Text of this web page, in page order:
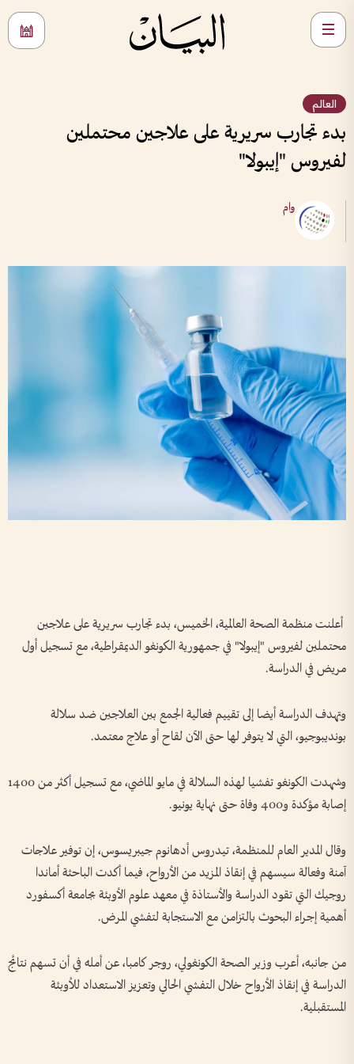
العالم
بدء تجارب سريرية على علاجين محتملين
لفيروس "إيبولا"
وام
أعلنت منظمة الصحة العالمية، الخميس، بدء تجارب سريرية على علاجين
محتملين لفيروس "إيبولا" في جمهورية الكونغو الديمقراطية، مع تسجيل أول
مريض في الدراسة.
وتهدف الدراسة أيضا إلى تقييم فعالية الجمع بين العلاجين ضد سلالة
بونديبوجيو، التي لا يتوفر لها حتى الآن لقاح أو علاج معتمد.
وشهدت الكونغو تفشيا لهذه السلالة في مايو الماضي، مع تسجيل أكثر من 1400
إصابة مؤكدة و400 وفاة حتى نهاية يونيو.
وقال المدير العام للمنظمة، تيدروس أدهانوم جيبريسوس، إن توفير علاجات
آمنة وفعالة سيسهم في إنقاذ المزيد من الأرواح، فيما أكدت الباحثة أماندا
روجيك التي تقود الدراسة والأستاذة في معهد علوم الأوبئة بجامعة أكسفورد
أهمية إجراء البحوث بالتزامن مع الاستجابة لتفشي المرض.
من جانبه، أعرب وزير الصحة الكونغولي، روجر كامبا، عن أمله في أن تسهم نتائج
الدراسة في إنقاذ الأرواح خلال التفشي الحالي وتعزيز الاستعداد للأوبئة
المستقبلية.